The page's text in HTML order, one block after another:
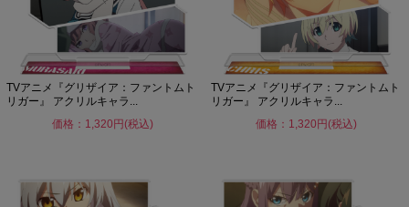
TVアニメ『グリザイア：ファントムト
リガー』 アクリルキャラ...
価格：1,320円(税込)
TVアニメ『グリザイア：ファントムト
リガー』 アクリルキャラ...
価格：1,320円(税込)